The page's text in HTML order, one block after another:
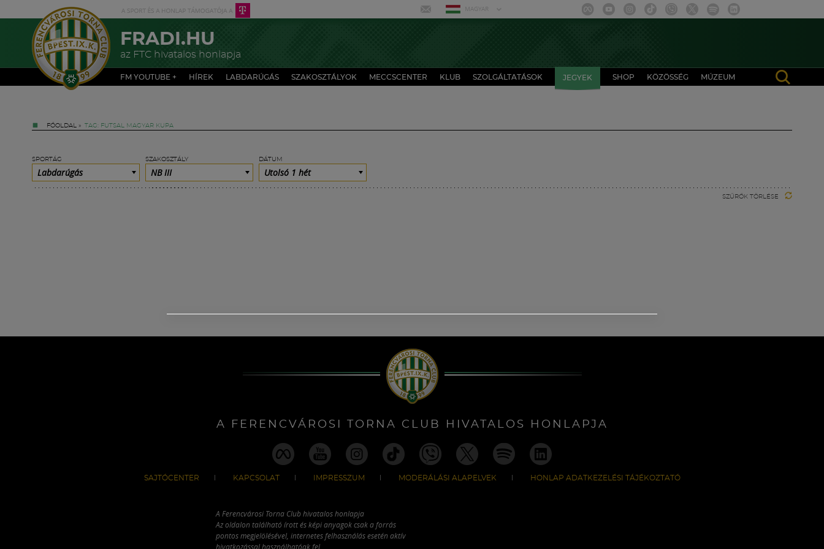
MAGYAR
FRADI.HU
az FTC hivatalos honlapja
FM YOUTUBE + HÍREK LABDARÚGÁS SZAKOSZTÁLYOK MECCSCENTER KLUB SZOLGÁLTATÁSOK JEGYEK SHOP KÖZÖSSÉG MÚZEUM
FŐOLDAL » TAG: FUTSAL MAGYAR KUPA
SPORTÁG
Labdarúgás
SZAKOSZTÁLY
NB III
DÁTUM
Utolsó 1 hét
SZŰRŐK TÖRLÉSE
A FERENCVÁROSI TORNA CLUB HIVATALOS HONLAPJA
SAJTÓCENTER KAPCSOLAT IMPRESSZUM MODERÁLÁSI ALAPELVEK HONLAP ADATKEZELÉSI TÁJÉKOZTATÓ
A Ferencvárosi Torna Club hivatalos honlapja
Az oldalon található írott és képi anyagok csak a forrás
pontos megjelölésével, internetes felhasználás esetén aktív
hivatkozással használhatóak fel.